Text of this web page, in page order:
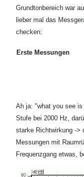
Grundtonbereich war
lieber mal das
checken:
Erste Messungen
Ah ja: "what you see
Stufe bei 2000 Hz,
starke Richtwirkung ->
Messungen mit
Frequenzgang etwas,